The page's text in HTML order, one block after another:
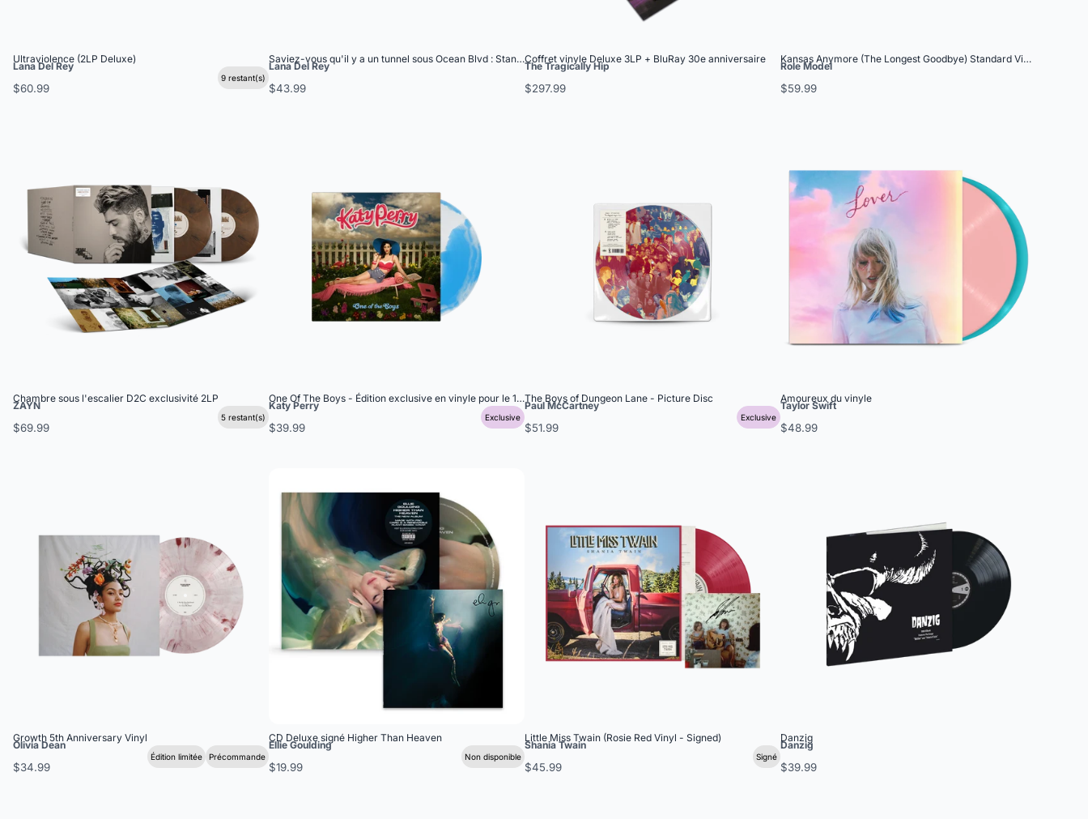
Ultraviolence (2LP Deluxe)
Lana Del Rey
$60.99
9 restant(s)
Saviez-vous qu'il y a un tunnel sous Ocean Blvd : Standard 2LP
Lana Del Rey
$43.99
Coffret vinyle Deluxe 3LP + BluRay 30e anniversaire
The Tragically Hip
$297.99
Kansas Anymore (The Longest Goodbye) Standard Vinyl
Role Model
$59.99
Chambre sous l'escalier D2C exclusivité 2LP
ZAYN
$69.99
5 restant(s)
One Of The Boys - Édition exclusive en vinyle pour le 15e anniversaire
Katy Perry
$39.99
Exclusive
The Boys of Dungeon Lane - Picture Disc
Paul McCartney
$51.99
Exclusive
Amoureux du vinyle
Taylor Swift
$48.99
Growth 5th Anniversary Vinyl
Olivia Dean
$34.99
Édition limitée Précommande
CD Deluxe signé Higher Than Heaven
Ellie Goulding
$19.99
Non disponible
Little Miss Twain (Rosie Red Vinyl - Signed)
Shania Twain
$45.99
Signé
Danzig
Danzig
$39.99